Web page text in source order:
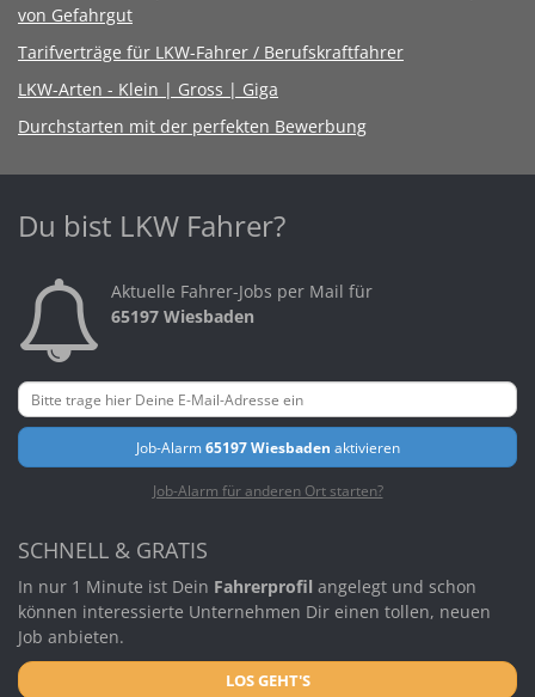
von Gefahrgut
Tarifverträge für LKW-Fahrer / Berufskraftfahrer
LKW-Arten - Klein | Gross | Giga
Durchstarten mit der perfekten Bewerbung
Du bist LKW Fahrer?
Aktuelle Fahrer-Jobs per Mail für
65197 Wiesbaden
Job-Alarm65197 Wiesbaden aktivieren
Job-Alarm für anderen Ort starten?
SCHNELL & GRATIS
In nur 1 Minute ist Dein Fahrerprofil angelegt und schon
können interessierte Unternehmen Dir einen tollen, neuen
Job anbieten.
LOS GEHT'S